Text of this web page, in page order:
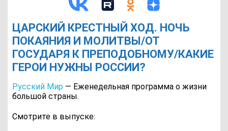
ЦАРСКИЙ КРЕСТНЫЙ ХОД. НОЧЬ
ПОКАЯНИЯ И МОЛИТВЫ/ОТ
ГОСУДАРЯ К ПРЕПОДОБНОМУ/КАКИЕ
ГЕРОИ НУЖНЫ РОССИИ?
Русский Мир — Еженедельная программа о жизни
большой страны.
Смотрите в выпуске: